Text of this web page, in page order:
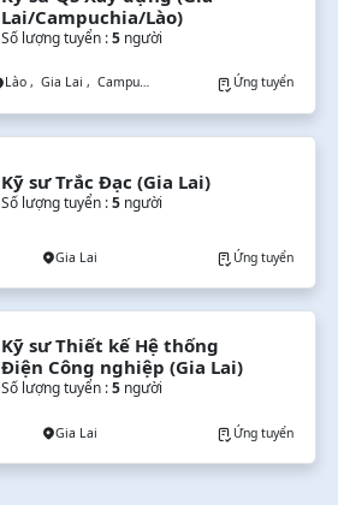
Lai/Campuchia/Lào)
Số lượng tuyển :5người
Lào , Gia Lai , Campuchia Ứng tuyển
Kỹ sư Trắc Đạc (Gia Lai)
Số lượng tuyển :5người
Gia Lai Ứng tuyển
Kỹ sư Thiết kế Hệ thống
Điện Công nghiệp (Gia Lai)
Số lượng tuyển :5người
Gia Lai Ứng tuyển